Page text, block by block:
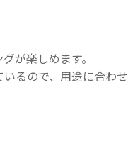
が楽しめます。
るので、用途に合わせ